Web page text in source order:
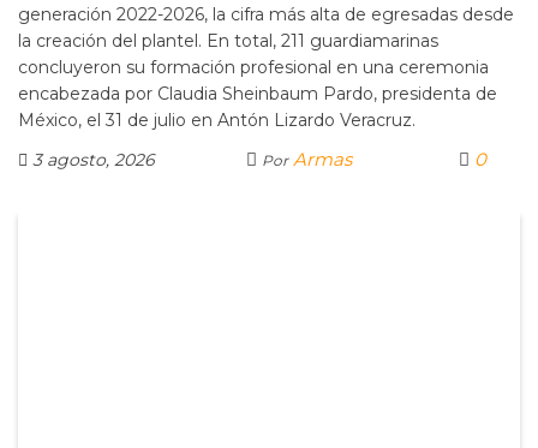
generación 2022-2026, la cifra más alta de egresadas desde
la creación del plantel. En total, 211 guardiamarinas
concluyeron su formación profesional en una ceremonia
encabezada por Claudia Sheinbaum Pardo, presidenta de
México, el 31 de julio en Antón Lizardo Veracruz.
3 agosto, 2026
Por Armas 0